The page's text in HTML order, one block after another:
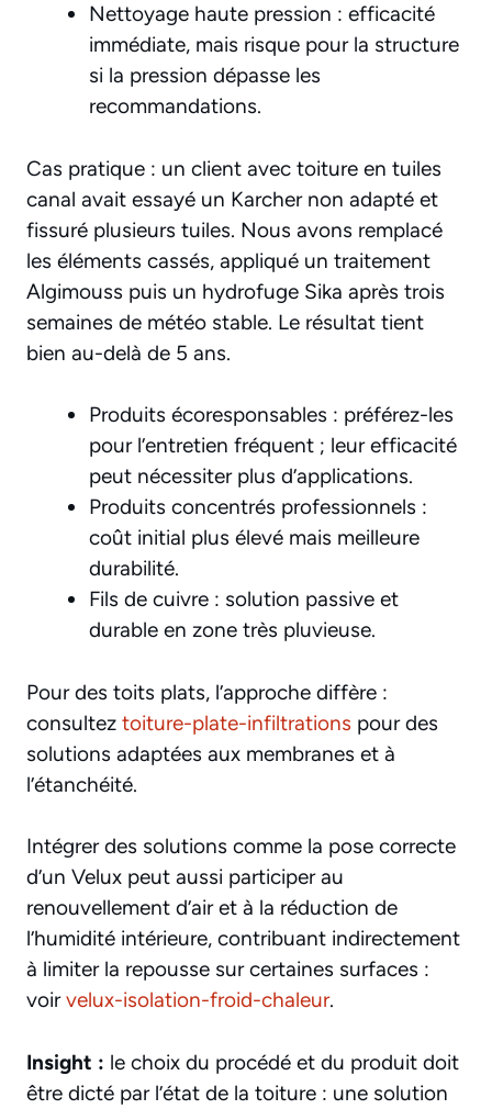
Nettoyage haute pression : efficacité
immédiate, mais risque pour la structure
si la pression dépasse les
recommandations.
Cas pratique : un client avec toiture en tuiles
canal avait essayé un Karcher non adapté et
fissuré plusieurs tuiles. Nous avons remplacé
les éléments cassés, appliqué un traitement
Algimouss puis un hydrofuge Sika après trois
semaines de météo stable. Le résultat tient
bien au-delà de 5 ans.
Produits écoresponsables : préférez-les
pour l’entretien fréquent ; leur efficacité
peut nécessiter plus d’applications.
Produits concentrés professionnels :
coût initial plus élevé mais meilleure
durabilité.
Fils de cuivre : solution passive et
durable en zone très pluvieuse.
Pour des toits plats, l’approche diffère :
consultez toiture-plate-infiltrations pour des
solutions adaptées aux membranes et à
l’étanchéité.
Intégrer des solutions comme la pose correcte
d’un Velux peut aussi participer au
renouvellement d’air et à la réduction de
l’humidité intérieure, contribuant indirectement
à limiter la repousse sur certaines surfaces :
voirvelux-isolation-froid-chaleur.
Insight : le choix du procédé et du produit doit
être dicté par l’état de la toiture : une solution